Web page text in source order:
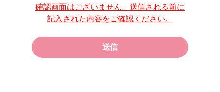
確認画面はございません。送信される前に
記入された内容をご確認ください。